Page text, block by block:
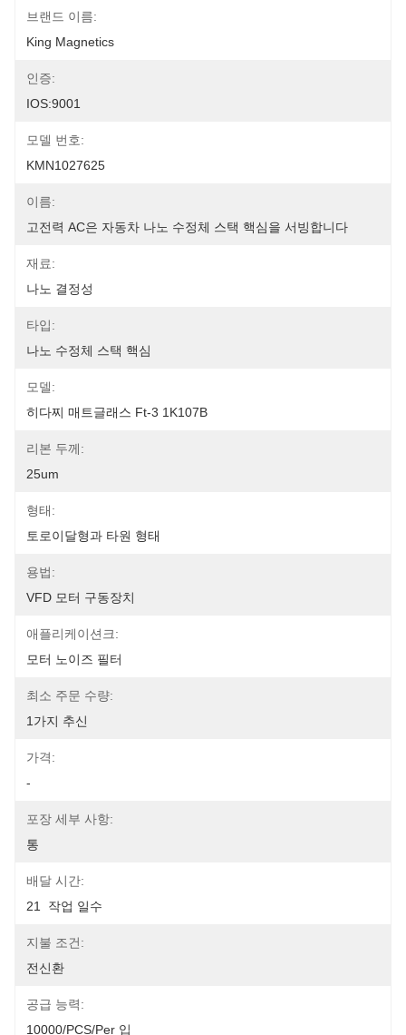
브랜드 이름:
King Magnetics
인증:
IOS:9001
모델 번호:
KMN1027625
이름:
고전력 AC은 자동차 나노 수정체 스택 핵심을 서빙합니다
재료:
나노 결정성
타입:
나노 수정체 스택 핵심
모델:
히다찌 매트글래스 Ft-3 1K107B
리본 두께:
25um
형태:
토로이달형과 타원 형태
용법:
VFD 모터 구동장치
애플리케이션크:
모터 노이즈 필터
최소 주문 수량:
1가지 추신
가격:
-
포장 세부 사항:
통
배달 시간:
21  작업 일수
지불 조건:
전신환
공급 능력:
10000/PCS/Per 입